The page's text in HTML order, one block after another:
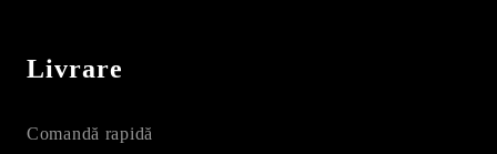
Livrare
Comandă rapidă